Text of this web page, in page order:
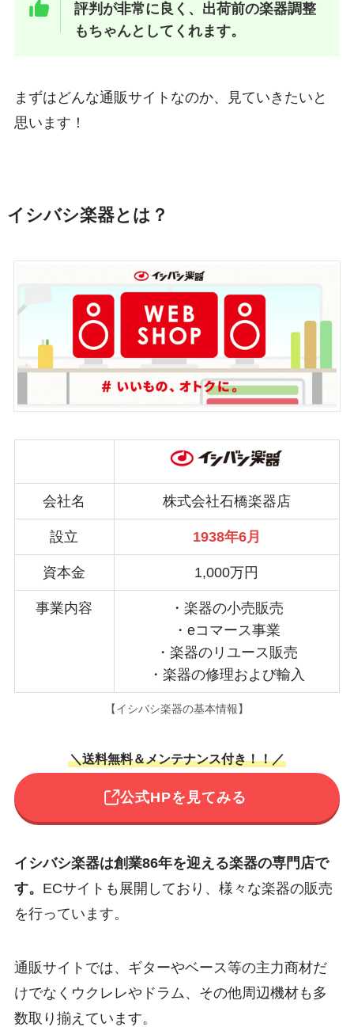
評判が非常に良く、出荷前の楽器調整
もちゃんとしてくれます。
まずはどんな通販サイトなのか、見ていきたいと
思います！
イシバシ楽器とは？
会社名 株式会社石橋楽器店
設立 1938年6月
資本金 1,000万円
事業内容
・楽器の小売販売
・eコマース事業
・楽器のリユース販売
・楽器の修理および輸入
【イシバシ楽器の基本情報】
＼送料無料＆メンテナンス付き！！／
公式HPを見てみる
イシバシ楽器は創業86年を迎える楽器の専門店で
す。 ECサイトも展開しており、様々な楽器の販売
を行っています。
通販サイトでは、ギターやベース等の主力商材だ
けでなくウクレレやドラム、その他周辺機材も多
数取り揃えています。